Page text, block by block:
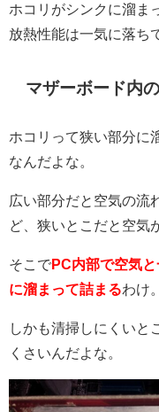
ホコリがシンクに溜ま
放熱性能は一気に落ち
マザーボード内
ホコリって狭い部分に
なんだよな。
広い部分だと空気の流
ど、狭いとこだと空気
そこでPC内部で空気
に溜まって詰まるわけ。
しかも清掃しにくいと
くさいんだよな。